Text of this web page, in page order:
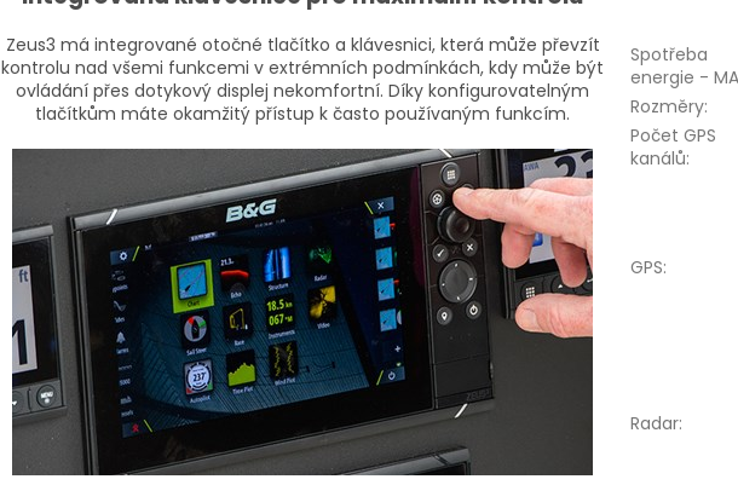
Zeus3 má integrované otočné tlačítko a klávesnici, která může převzít
kontrolu nad všemi funkcemi v extrémních podmínkách, kdy může být
ovládání přes dotykový displej nekomfortní. Díky konfigurovatelným
tlačítkům máte okamžitý přístup k často používaným funkcím.
Spotřeba
energie -
Rozměry:
Počet GPS
kanálů:
GPS:
Radar: